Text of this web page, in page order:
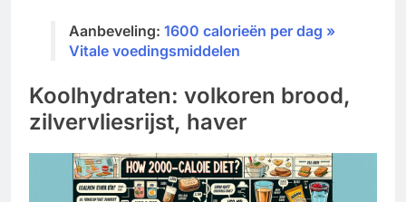
Aanbeveling: 1600 calorieën per dag »
Vitale voedingsmiddelen
Koolhydraten: volkoren brood,
zilvervliesrijst, haver